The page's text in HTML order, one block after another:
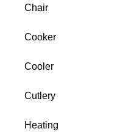
Chair
Cooker
Cooler
Cutlery
Heating